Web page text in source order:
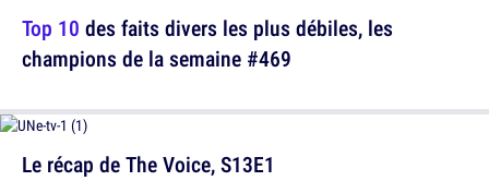
Top 10 des faits divers les plus débiles, les
champions de la semaine #469
Le récap de The Voice, S13E1